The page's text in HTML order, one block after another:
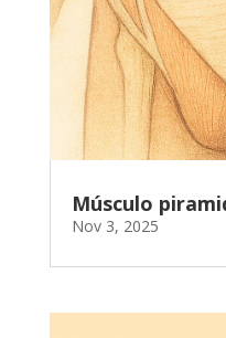
Músculo
Nov 3, 2025